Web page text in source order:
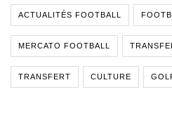
ACTUALITÉS FOOTBALL
MERCATO FOOTBALL
TRANSFERT CULTURE